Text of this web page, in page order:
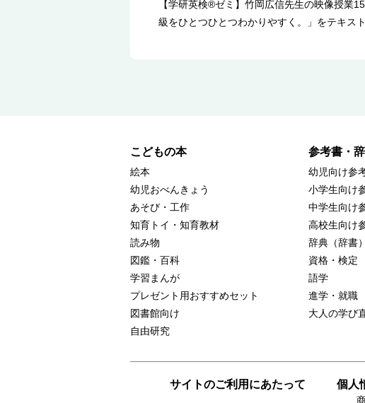
【学研英検®ゼミ】竹岡広信先生の映像授業
級をひとつひとつわかりやすく。」をテキス
こどもの本
絵本
幼児おべんきょう
あそび・工作
知育トイ・知育教材
読み物
図鑑・百科
学習まんが
プレゼント用おすすめセット
図書館向け
自由研究
参考書・
幼児向け参
小学生向け
中学生向け
高校生向け
辞典（辞書
資格・検定
語学
進学・就職
大人の学び
サイトのご利用にあたって 個人